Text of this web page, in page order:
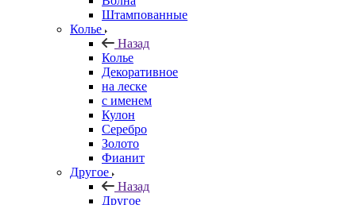
Штампованные
Колье
Назад
Колье
Декоративное
на леске
с именем
Кулон
Серебро
Золото
Фианит
Другое
Назад
Другое